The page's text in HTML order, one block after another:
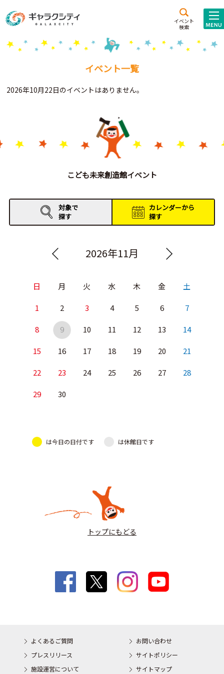
イベント
検索
施設案内
こども
西新井
施設･
Gがくえん
お知らせ
イベントレポート
イベント一覧
2026年10月22日のイベントはありません。
こども未来創造館イベント
対象で
探す
カレンダーから
探す
2026年11月
日 月 火 水 木 金 土
1 2 3 4 5 6 7
8 9 10 11 12 13 14
15 16 17 18 19 20 21
22 23 24 25 26 27 28
29 30
は今日の日付です は休館日です
トップにもどる
よくあるご質問
お問い合わせ
プレスリリース
サイトポリシー
施設運営について
サイトマップ